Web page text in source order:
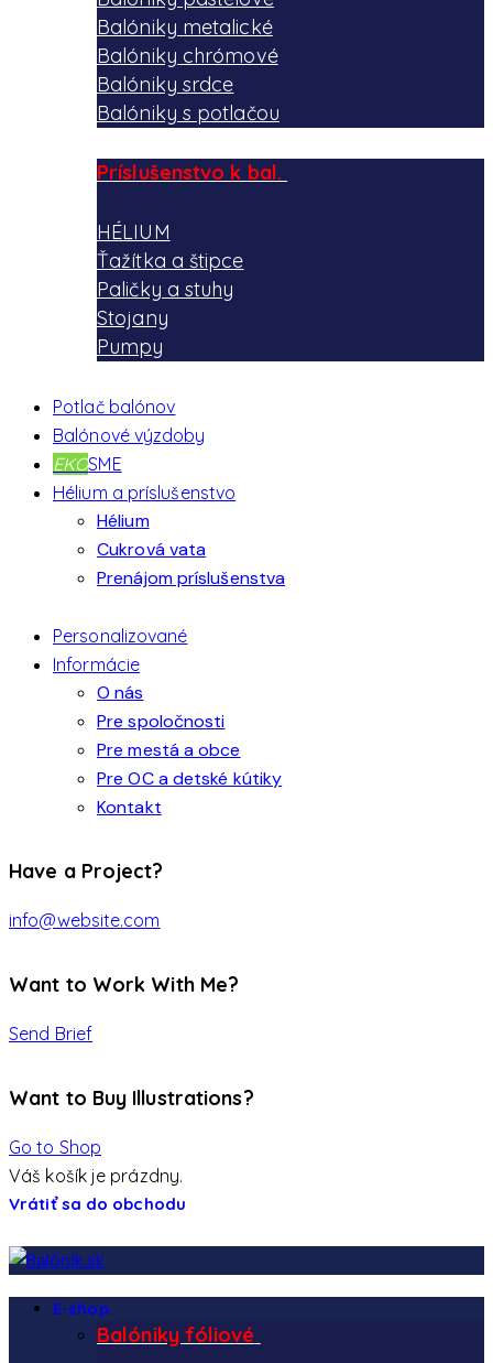
Balóniky metalické
Balóniky chrómové
Balóniky srdce
Balóniky s potlačou
Príslušenstvo k bal.
HÉLIUM
Ťažítka a štipce
Paličky a stuhy
Stojany
Pumpy
Potlač balónov
Balónové výzdoby
EKOSME
Hélium a príslušenstvo
Hélium
Cukrová vata
Prenájom príslušenstva
Personalizované
Informácie
O nás
Pre spoločnosti
Pre mestá a obce
Pre OC a detské kútiky
Kontakt
Have a Project?
info@website.com
Want to Work With Me?
Send Brief
Want to Buy Illustrations?
Go to Shop
Váš košík je prázdny.
Vrátiť sa do obchodu
E-shop
Balóniky fóliové